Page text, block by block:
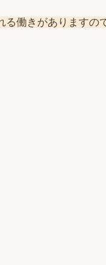
る働きがありますの